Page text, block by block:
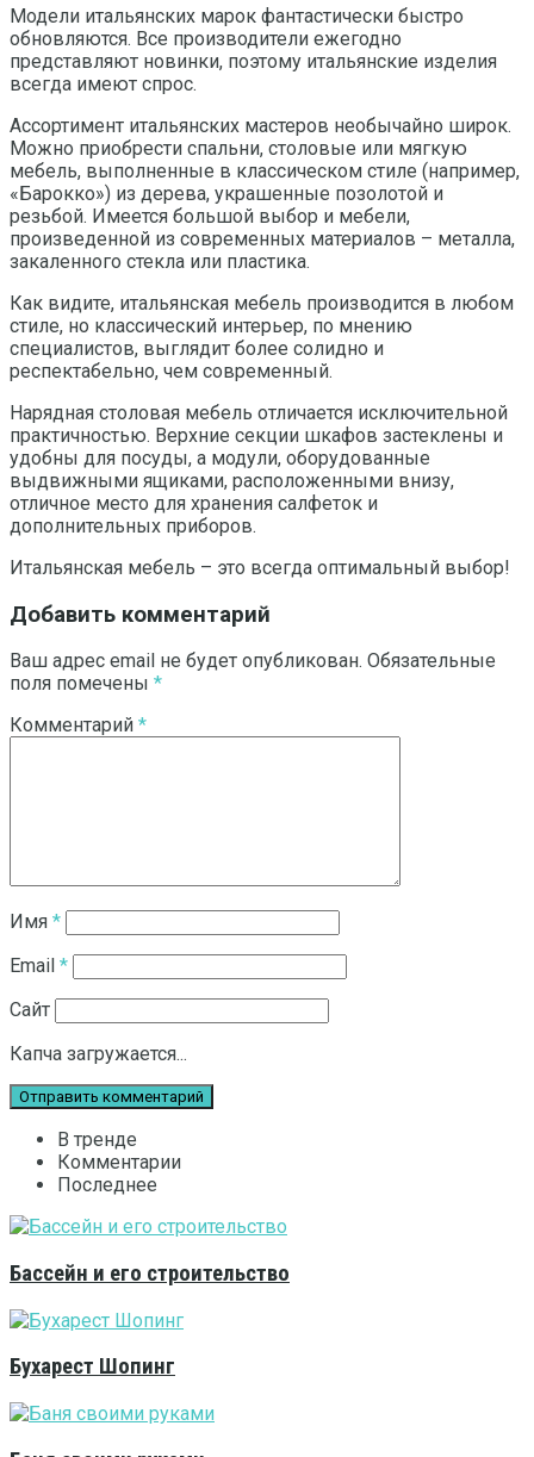
Модели итальянских марок фантастически быстро
обновляются. Все производители ежегодно
представляют новинки, поэтому итальянские изделия
всегда имеют спрос.
Ассортимент итальянских мастеров необычайно широк.
Можно приобрести спальни, столовые или мягкую
мебель, выполненные в классическом стиле (например,
«Барокко») из дерева, украшенные позолотой и
резьбой. Имеется большой выбор и мебели,
произведенной из современных материалов – металла,
закаленного стекла или пластика.
Как видите, итальянская мебель производится в любом
стиле, но классический интерьер, по мнению
специалистов, выглядит более солидно и
респектабельно, чем современный.
Нарядная столовая мебель отличается исключительной
практичностью. Верхние секции шкафов застеклены и
удобны для посуды, а модули, оборудованные
выдвижными ящиками, расположенными внизу,
отличное место для хранения салфеток и
дополнительных приборов.
Итальянская мебель – это всегда оптимальный выбор!
Добавить комментарий
Ваш адрес email не будет опубликован. Обязательные
поля помечены *
Комментарий *
Имя *
Email *
Сайт
Капча загружается...
В тренде
Комментарии
Последнее
Бассейн и его строительство
Бухарест Шопинг